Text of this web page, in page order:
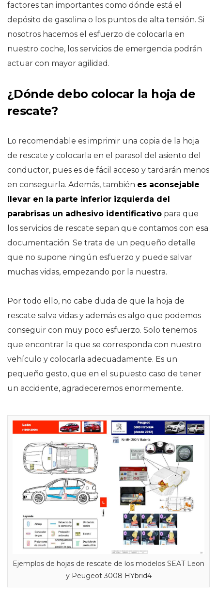
factores tan importantes como dónde está el
depósito de gasolina o los puntos de alta tensión. Si
nosotros hacemos el esfuerzo de colocarla en
nuestro coche, los servicios de emergencia podrán
actuar con mayor agilidad.
¿Dónde debo colocar la hoja de
rescate?
Lo recomendable es imprimir una copia de la hoja
de rescate y colocarla en el parasol del asiento del
conductor, pues es de fácil acceso y tardarán menos
en conseguirla. Además, también es aconsejable
llevar en la parte inferior izquierda del
parabrisas un adhesivo identificativo para que
los servicios de rescate sepan que contamos con esa
documentación. Se trata de un pequeño detalle
que no supone ningún esfuerzo y puede salvar
muchas vidas, empezando por la nuestra.
Por todo ello, no cabe duda de que la hoja de
rescate salva vidas y además es algo que podemos
conseguir con muy poco esfuerzo. Solo tenemos
que encontrar la que se corresponda con nuestro
vehículo y colocarla adecuadamente. Es un
pequeño gesto, que en el supuesto caso de tener
un accidente, agradeceremos enormemente.
Ejemplos de hojas de rescate de los modelos SEAT Leon
y Peugeot 3008 HYbrid4